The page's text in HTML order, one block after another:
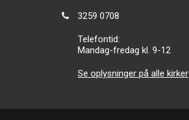
Tlf.:
3259 0708
Telefontid:
Mandag-fredag kl. 9-12
Se oplysninger på alle kirker